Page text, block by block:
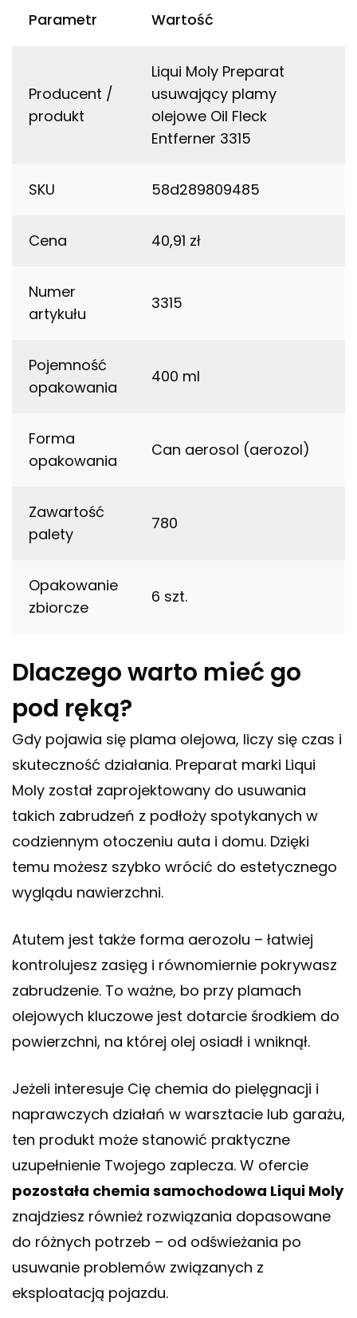
Parametr Wartość
Producent /
produkt
Liqui Moly Preparat
usuwający plamy
olejowe Oil Fleck
Entferner 3315
SKU 58d289809485
Cena 40,91 zł
Numer
artykułu
3315
Pojemność
opakowania
400 ml
Forma
opakowania
Can aerosol (aerozol)
Zawartość
palety
780
Opakowanie
zbiorcze
6 szt.
Dlaczego warto mieć go
pod ręką?
Gdy pojawia się plama olejowa, liczy się czas i
skuteczność działania. Preparat marki Liqui
Moly został zaprojektowany do usuwania
takich zabrudzeń z podłoży spotykanych w
codziennym otoczeniu auta i domu. Dzięki
temu możesz szybko wrócić do estetycznego
wyglądu nawierzchni.
Atutem jest także forma aerozolu – łatwiej
kontrolujesz zasięg i równomiernie pokrywasz
zabrudzenie. To ważne, bo przy plamach
olejowych kluczowe jest dotarcie środkiem do
powierzchni, na której olej osiadł i wniknął.
Jeżeli interesuje Cię chemia do pielęgnacji i
naprawczych działań w warsztacie lub garażu,
ten produkt może stanowić praktyczne
uzupełnienie Twojego zaplecza. W ofercie
pozostała chemia samochodowa Liqui Moly
znajdziesz również rozwiązania dopasowane
do różnych potrzeb – od odświeżania po
usuwanie problemów związanych z
eksploatacją pojazdu.